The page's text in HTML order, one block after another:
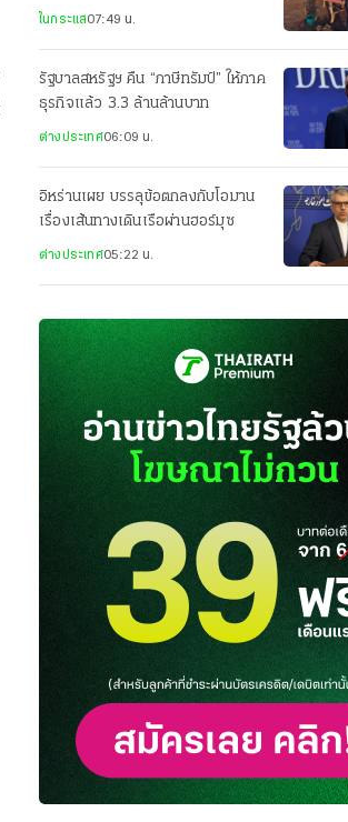
แล้ว
ในกระแส07:49 น.
รัฐบาลสหรัฐฯ คืน “ภาษีทรัมป์” ให้ภาค
ธุรกิจแล้ว 3.3 ล้านล้านบาท
ต่างประเทศ06:09 น.
อิหร่านเผย บรรลุข้อตกลงกับโอมาน
เรื่องเส้นทางเดินเรือผ่านฮอร์มุซ
ต่างประเทศ05:22 น.